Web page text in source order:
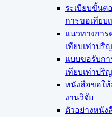
ระเบียบขั้นต
การขอเทียบ
แนวทางกา
เทียบเท่าปริ
แบบขอรับก
เทียบเท่าปริ
หนังสือขอให้
งานวิจัย
ตัวอย่างหนัง